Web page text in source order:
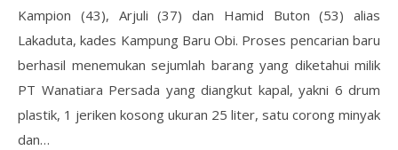
Kampion (43), Arjuli (37) dan Hamid Buton (53) alias
Lakaduta, kades Kampung Baru Obi. Proses pencarian baru
berhasil menemukan sejumlah barang yang diketahui milik
PT Wanatiara Persada yang diangkut kapal, yakni 6 drum
plastik, 1 jeriken kosong ukuran 25 liter, satu corong minyak
dan…